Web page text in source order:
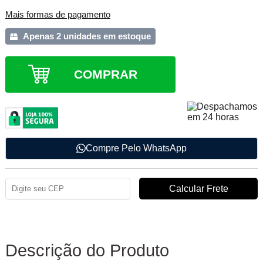
Mais formas de pagamento
Apenas 2 unidades em estoque
COMPRAR
Compre Pelo WhatsApp
Descrição do Produto